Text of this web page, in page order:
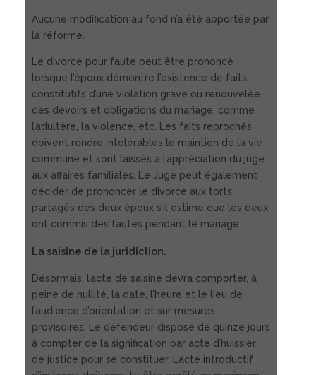
Aucune modification au fond n’a été apportée par
la réforme.
Le divorce pour faute peut être prononcé
lorsque l’époux démontre l’existence de faits
constitutifs d’une violation grave ou renouvelée
des devoirs et obligations du mariage, comme
l’adultère, la violence, etc. Les faits reprochés
doivent rendre intolérables le maintien de la vie
commune et sont laissés à l’appréciation du juge
aux affaires familiales. Le Juge peut également
décider de prononcer le divorce aux torts
partagés des deux époux s’il estime que les deux
ont commis des fautes pendant le mariage.
La saisine de la juridiction.
Désormais, l’acte de saisine devra comporter, à
peine de nullité, la date, l’heure et le lieu de
l’audience d’orientation et sur mesures
provisoires. Le défendeur dispose de quinze jours
à compter de la signification par acte d’huissier
de justice pour se constituer. L’acte introductif